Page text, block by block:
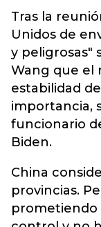
Tras la
Unidos de
y peligrosas"
Wang que el
estabilidad
importancia,
funcionario
Biden.
China
provincias.
prometiendo